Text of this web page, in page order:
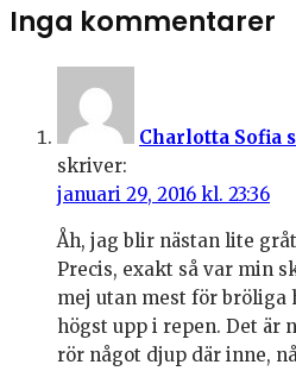
Inga kommentarer
Charlotta Sofia
skriver:
januari 29, 2016 kl. 23:36
Åh, jag blir nästan lite
Precis, exakt så var min
mej utan mest för bröliga
högst upp i repen. Det är
rör något djup där inne,